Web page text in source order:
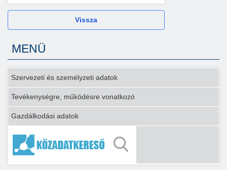
Vissza
MENÜ
Szervezeti és személyzeti adatok
Tevékenységre, működésre vonatkozó
Gazdálkodási adatok